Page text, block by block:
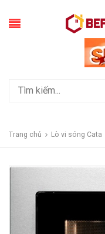
Trang chủ Lò vi sóng Cata